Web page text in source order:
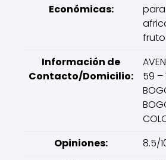
Económicas:
Información de
Contacto/Domicilio:
59 –
Opiniones:
8.5/